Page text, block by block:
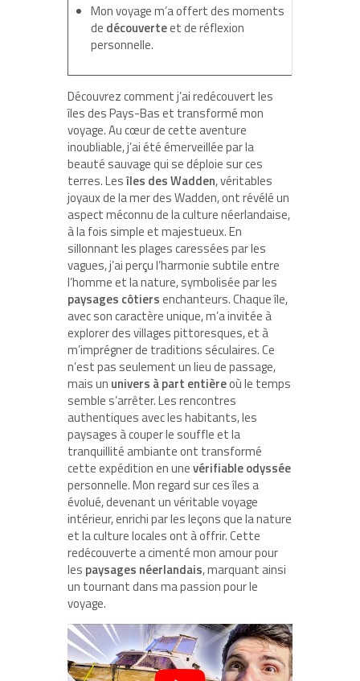
Mon voyage m’a offert des moments
de découverteet de réflexion
personnelle.
Découvrez comment j’ai redécouvert les
îles des Pays-Bas et transformé mon
voyage. Au cœur de cette aventure
inoubliable, j’ai été émerveillée par la
beauté sauvage qui se déploie sur ces
terres. Lesîles des Wadden, véritables
joyaux de la mer des Wadden, ont révélé un
aspect méconnu de la culture néerlandaise,
à la fois simple et majestueux. En
sillonnant les plages caressées par les
vagues, j’ai perçu l’harmonie subtile entre
l’homme et la nature, symbolisée par les
paysages côtiersenchanteurs. Chaque île,
avec son caractère unique, m’a invitée à
explorer des villages pittoresques, et à
m’imprégner de traditions séculaires. Ce
n’est pas seulement un lieu de passage,
mais un univers à part entièreoù le temps
semble s’arrêter. Les rencontres
authentiques avec les habitants, les
paysages à couper le souffle et la
tranquillité ambiante ont transformé
cette expédition en unevérifiable odyssée
personnelle. Mon regard sur ces îles a
évolué, devenant un véritable voyage
intérieur, enrichi par les leçons que la nature
et la culture locales ont à offrir. Cette
redécouverte a cimenté mon amour pour
les paysages néerlandais, marquant ainsi
un tournant dans ma passion pour le
voyage.